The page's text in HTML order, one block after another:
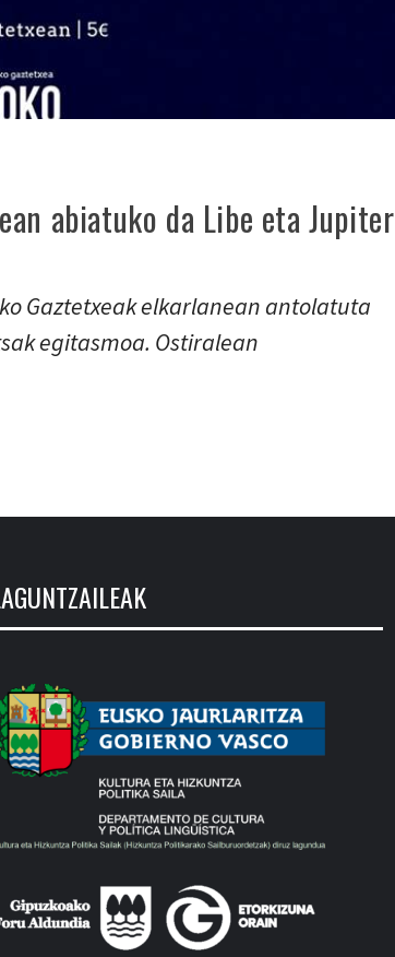
abiatuko da Libe eta Jupiter
Gaztetxeak elkarlanean antolatuta
egitasmoa. Ostiralean